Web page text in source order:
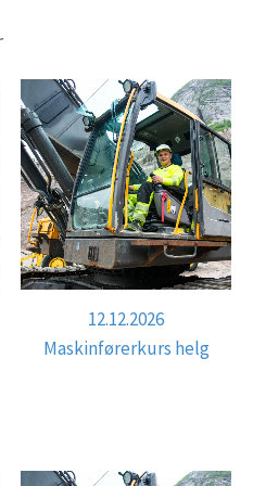
12.12.2026
Maskinførerkurs helg